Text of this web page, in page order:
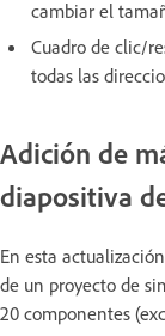
cambiar el
Cuadro de clic/
todas las
Adición de
diapositiva
En esta
de un proyecto de
20 componentes